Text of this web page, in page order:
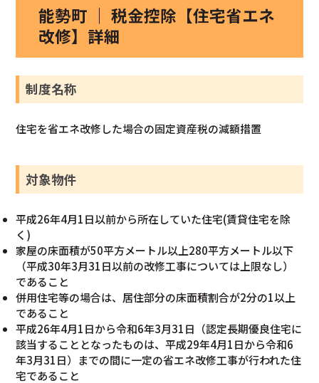
能勢町 ｜ 税金控除【住宅省エネ
改修】詳細
制度名称
住宅を省エネ改修した場合の固定資産税の減額措置
対象物件
平成26年4月1日以前から所在していた住宅(賃貸住宅を除
く)
家屋の床面積が50平方メートル以上280平方メートル以下
（平成30年3月31日以前の改修工事については上限なし）
であること
併用住宅等の場合は、居住部分の床面積割合が2分の1以上
であること
平成26年4月1日から令和6年3月31日（認定長期優良住宅に
該当することとなったものは、平成29年4月1日から令和6
年3月31日）までの間に一定の省エネ改修工事が行われた住
宅であること